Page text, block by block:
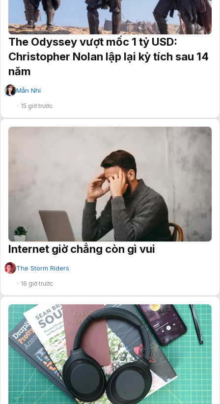
The Odyssey vượt mốc 1 tỷ USD:
Christopher Nolan lập lại kỳ tích sau 14
năm
Mẫn Nhi
15 giờ trước
Internet giờ chẳng còn gì vui
The Storm Riders
16 giờ trước